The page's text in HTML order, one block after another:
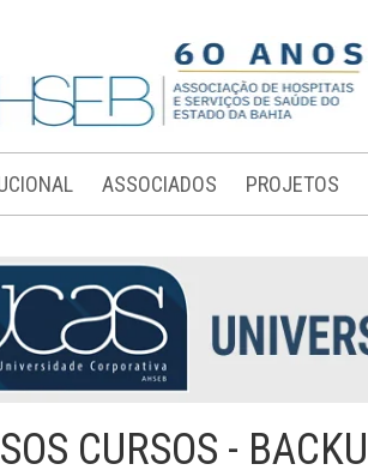
ASSOCIADOS PROJETOS
CURSOS -